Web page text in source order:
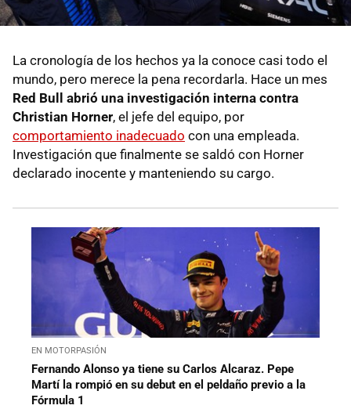
La cronología de los hechos ya la conoce casi todo el
mundo, pero merece la pena recordarla. Hace un mes
Red Bull abrió una investigación interna contra
Christian Horner, el jefe del equipo, por
comportamiento inadecuado con una empleada.
Investigación que finalmente se saldó con Horner
declarado inocente y manteniendo su cargo.
EN MOTORPASIÓN
Fernando Alonso ya tiene su Carlos Alcaraz. Pepe
Martí la rompió en su debut en el peldaño previo a la
Fórmula 1